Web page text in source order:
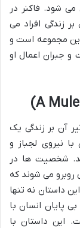
شود. فاکنر در
زندگی افراد می
این مجموعه است و
و جبران اعمال او
آن بر زندگی یک
نیروی لجباز و
شخصیت ها در
روبرو می شوند که
داستان نه تنها
پایان انسان با
این داستان با